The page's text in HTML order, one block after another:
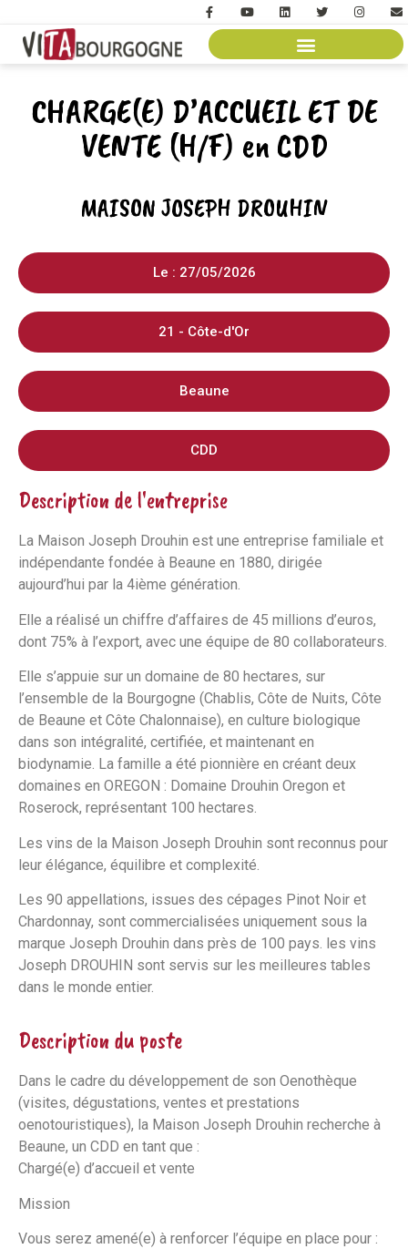
CHARGE(E) D’ACCUEIL ET DE
VENTE (H/F) en CDD
MAISON JOSEPH DROUHIN
Le : 27/05/2026
21 - Côte-d'Or
Beaune
CDD
Description de l'entreprise
La Maison Joseph Drouhin est une entreprise familiale et
indépendante fondée à Beaune en 1880, dirigée
aujourd’hui par la 4ième génération.
Elle a réalisé un chiffre d’affaires de 45 millions d’euros,
dont 75% à l’export, avec une équipe de 80 collaborateurs.
Elle s’appuie sur un domaine de 80 hectares, sur
l’ensemble de la Bourgogne (Chablis, Côte de Nuits, Côte
de Beaune et Côte Chalonnaise), en culture biologique
dans son intégralité, certifiée, et maintenant en
biodynamie. La famille a été pionnière en créant deux
domaines en OREGON : Domaine Drouhin Oregon et
Roserock, représentant 100 hectares.
Les vins de la Maison Joseph Drouhin sont reconnus pour
leur élégance, équilibre et complexité.
Les 90 appellations, issues des cépages Pinot Noir et
Chardonnay, sont commercialisées uniquement sous la
marque Joseph Drouhin dans près de 100 pays. les vins
Joseph DROUHIN sont servis sur les meilleures tables
dans le monde entier.
Description du poste
Dans le cadre du développement de son Oenothèque
(visites, dégustations, ventes et prestations
oenotouristiques), la Maison Joseph Drouhin recherche à
Beaune, un CDD en tant que :
Chargé(e) d’accueil et vente
Mission
Vous serez amené(e) à renforcer l’équipe en place pour :